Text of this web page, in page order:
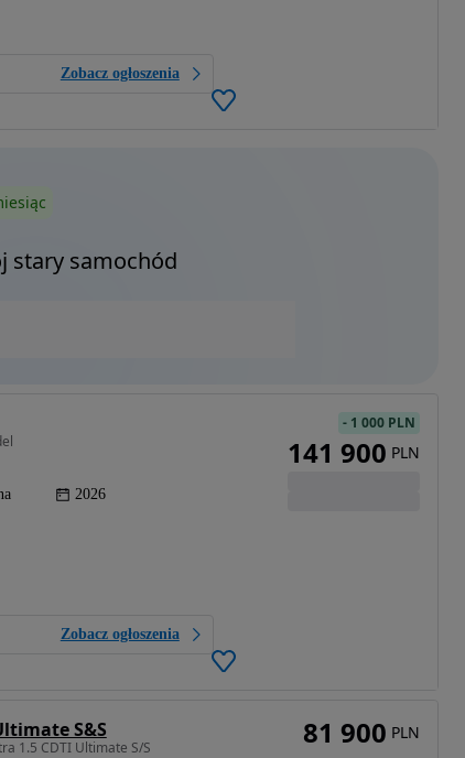
Zobacz ogłoszenia
stary samochód
2026
Zobacz ogłoszenia
- 1 000 PLN
141 900 PLN
S&S
1.5 CDTI Ultimate S/S 81 900 PLN